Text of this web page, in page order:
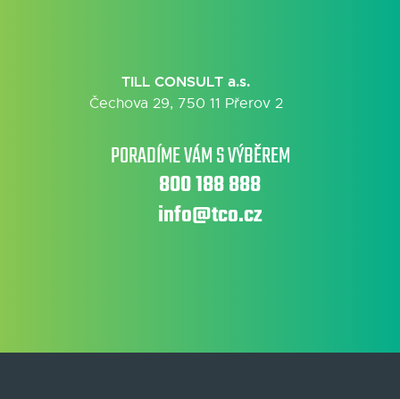
TILL CONSULT a.s.
Čechova 29, 750 11 Přerov 2
PORADÍME VÁM S VÝBĚREM
800 188 888
info@tco.cz